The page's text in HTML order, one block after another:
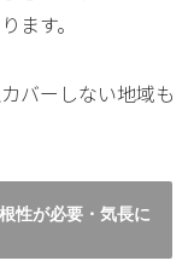
ます。
バーしない地域も
性が必要・気長に